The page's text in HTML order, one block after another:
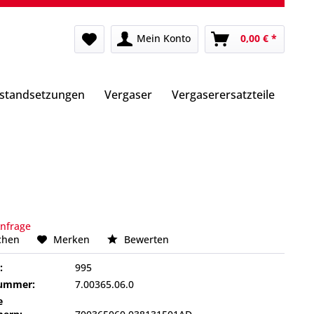
Mein Konto 0,00 € *
Vergaser Vergaserersatzteile
Merken Bewerten
995
7.00365.06.0